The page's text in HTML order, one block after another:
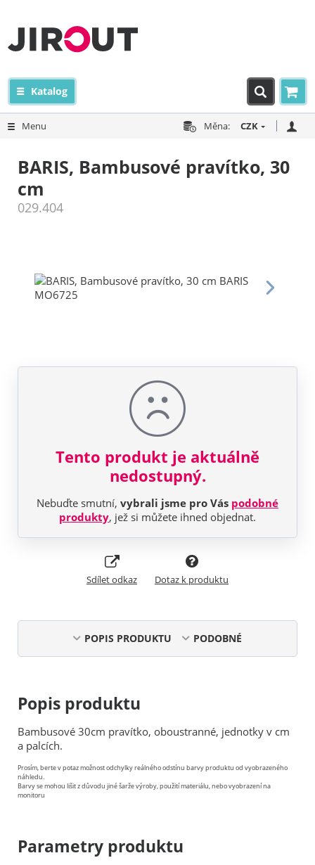
Katalog
Menu Měna: CZK
BARIS, Bambusové pravítko, 30
cm
029.404
Tento produkt je aktuálně
nedostupný.
Nebuďte smutní, vybrali jsme pro Vás podobné
produkty, jež si můžete ihned objednat.
Sdílet odkaz Dotaz k produktu
POPIS PRODUKTU PODOBNÉ
Popis produktu
Bambusové 30cm pravítko, oboustranné, jednotky v cm
a palcích.
Prosím, berte v potaz možnost odchylky reálného odstínu barvy produktu od vyobrazeného
náhledu.
Barvy se mohou lišit z důvodu jiné šarže výroby, použití materiálu, nebo vyobrazení na
monitoru
Parametry produktu